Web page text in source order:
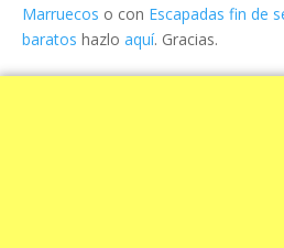
Marruecos o con Escapadas fin de
baratos hazlo aquí. Gracias.